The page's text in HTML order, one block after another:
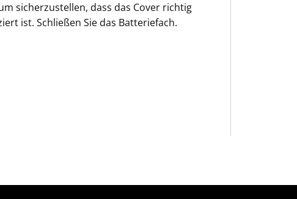
sicherzustellen, dass das Cover richtig
ist. Schließen Sie das Batteriefach.